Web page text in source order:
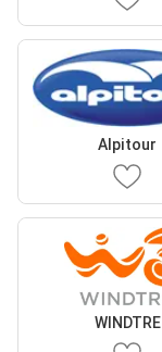
Alpitour
WINDTRE